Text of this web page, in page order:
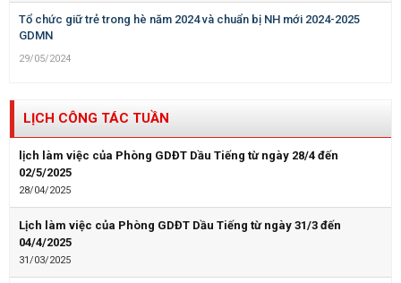
Tổ chức giữ trẻ trong hè năm 2024 và chuẩn bị NH mới 2024-2025
GDMN
29/05/2024
LỊCH CÔNG TÁC TUẦN
lịch làm việc của Phòng GDĐT Dầu Tiếng từ ngày 28/4 đến
02/5/2025
28/04/2025
Lịch làm việc của Phòng GDĐT Dầu Tiếng từ ngày 31/3 đến
04/4/2025
31/03/2025